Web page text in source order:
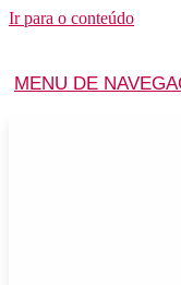
Ir para o conteúdo
MENU DE